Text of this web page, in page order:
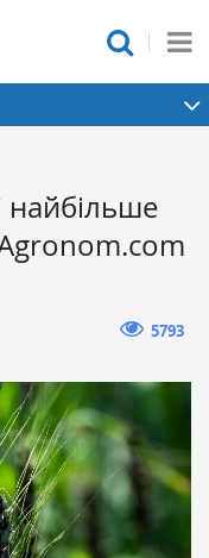
найбільше
5793